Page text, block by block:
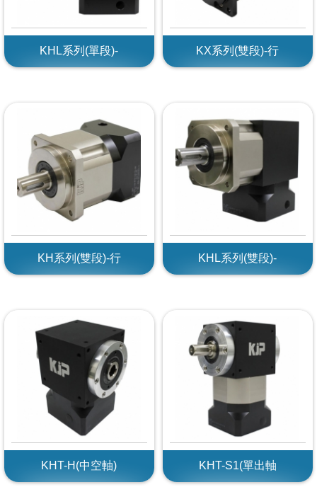
KHL系列(單段)- KX系列(雙段)-行
KH系列(雙段)-行 KHL系列(雙段)-
KHT-H(中空軸) KHT-S1(單出軸